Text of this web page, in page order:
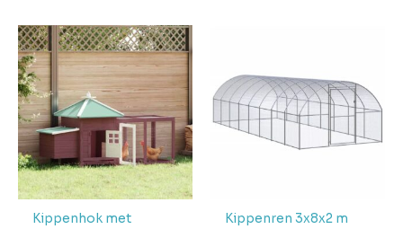
Kippenhok met
Kippenren 3x8x2 m